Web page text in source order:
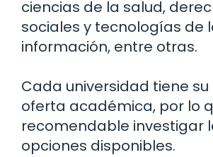
ciencias de la salud,
sociales y tecnologías de
información, entre otras.
Cada universidad tiene
oferta académica, por lo
recomendable investigar
opciones disponibles.